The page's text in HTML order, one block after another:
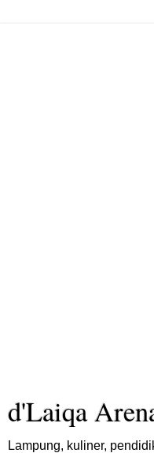
d'Laiqa
Lampung, kuliner,